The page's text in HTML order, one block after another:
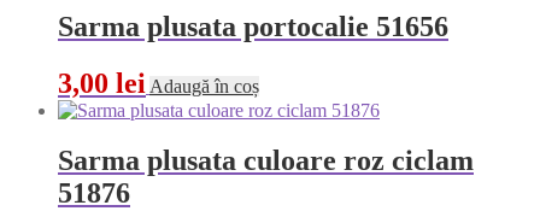
Sarma plusata portocalie 51656
3,00 lei Adaugă în coș
Sarma plusata culoare roz ciclam
51876